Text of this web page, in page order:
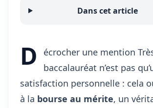
Dans cet article
D
écrocher une mention
baccalauréat n’est pas
satisfaction personnelle : cela
à la bourse au mérite, un